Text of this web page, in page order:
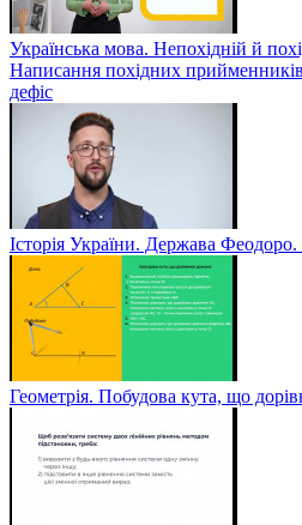
Українська мова. Непохідній й
Написання похідних
дефіс
Історія України. Держава
Геометрія. Побудова кута, що